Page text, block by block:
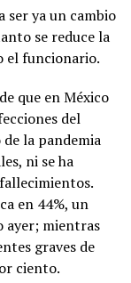
ya un cambio
se reduce la
el funcionario.
que en México
del
la pandemia
ni se ha
en 44%, un
ayer; mientras
graves de
ciento.